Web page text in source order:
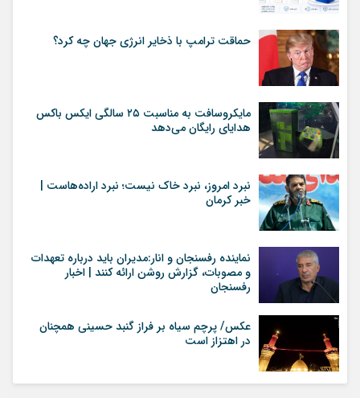
حماقت ترامپ با ذخایر انرژی جهان چه کرد؟
مایکروسافت به مناسبت ۲۵ سالگی ایکس باکس
هدایای رایگان می‌دهد
نبرد امروز، نبرد خاک نیست؛ نبرد اراده‌هاست |
خبر کرمان
نماینده رفسنجان و انار:مدیران باید درباره تعهدات
و مصوبات، گزارش روشن ارائه کنند | اخبار
رفسنجان
عکس/ پرچم سیاه بر فراز گنبد حسینی همچنان
در اهتزاز است